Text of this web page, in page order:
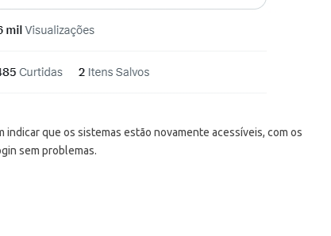
que os sistemas estão novamente acessíveis, com os
sem problemas.